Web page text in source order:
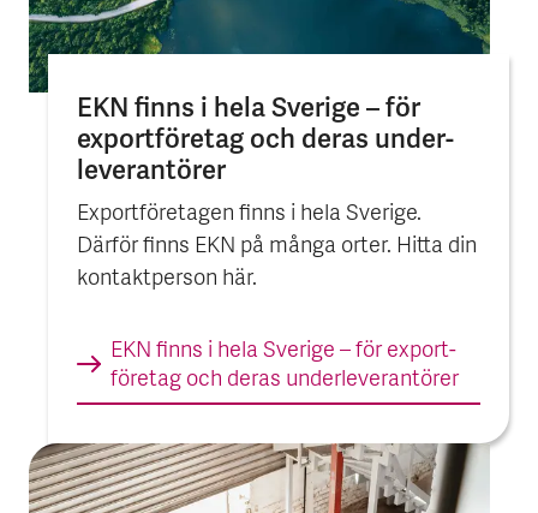
EKN finns i hela Sverige – för
export­företag och deras under­
leverantörer
Exportföretagen finns i hela Sverige.
Därför finns EKN på många orter. Hitta din
kontaktperson här.
EKN finns i hela Sverige – för export­
företag och deras under­leverantörer